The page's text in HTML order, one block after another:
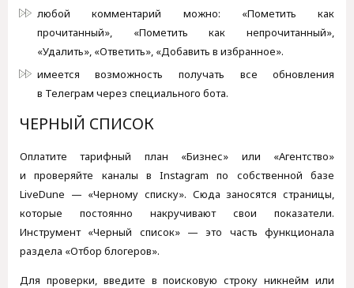
любой комментарий можно: «Пометить как
прочитанный», «Пометить как непрочитанный»,
«Удалить», «Ответить», «Добавить в избранное».
имеется возможность получать все обновления
в Телеграм через специального бота.
ЧЕРНЫЙ СПИСОК
Оплатите тарифный план «Бизнес» или «Агентство»
и проверяйте каналы в Instagram по собственной базе
LiveDune — «Черному списку». Сюда заносятся страницы,
которые постоянно накручивают свои показатели.
Инструмент «Черный список» — это часть функционала
раздела «Отбор блогеров».
Для проверки, введите в поисковую строку никнейм или